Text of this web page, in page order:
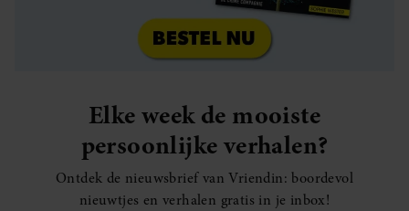
Elke week de mooiste
persoonlijke verhalen?
Ontdek de nieuwsbrief van Vriendin: boordevol
nieuwtjes en verhalen gratis in je inbox!